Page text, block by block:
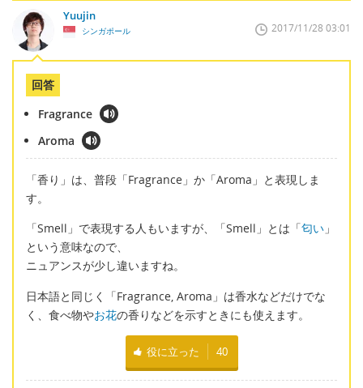
Yuujin
シンガポール 2017/11/28 03:01
回答
Fragrance
Aroma
「香り」は、普段「Fragrance」か「Aroma」と表現しま
す。
「Smell」で表現する人もいますが、「Smell」とは「匂い 」
という意味なので、
ニュアンスが少し違いますね。
日本語と同じく「Fragrance, Aroma」は香水などだけでな
く、食べ物やお花の香りなどを示すときにも使えます。
役に立った 40